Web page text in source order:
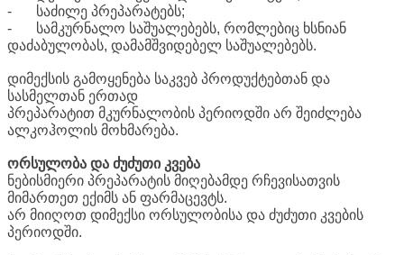
-
საძილე პრეპარატებს;
-
სამკურნალო საშუალებებს, რომლებიც ხსნიან
დაძაბულობას, დამამშვიდებელ საშუალებებს.
დიმექსის გამოყენება საკვებ პროდუქტებთან და
სასმელთან ერთად
პრეპარატით მკურნალობის პერიოდში არ შეიძლება
ალკოჰოლის მოხმარება.
ორსულობა და ძუძუთი კვება
ნებისმიერი პრეპარატის მიღებამდე რჩევისათვის
მიმართეთ ექიმს ან ფარმაცევტს.
არ მიიღოთ დიმექსი ორსულობისა და ძუძუთი კვების
პერიოდში.